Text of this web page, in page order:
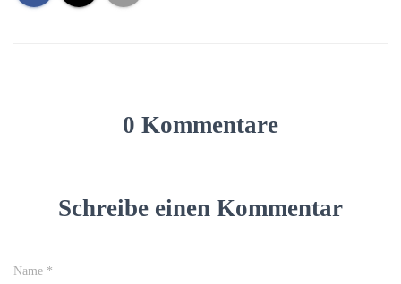
0 Kommentare
Schreibe einen Kommentar
Name *